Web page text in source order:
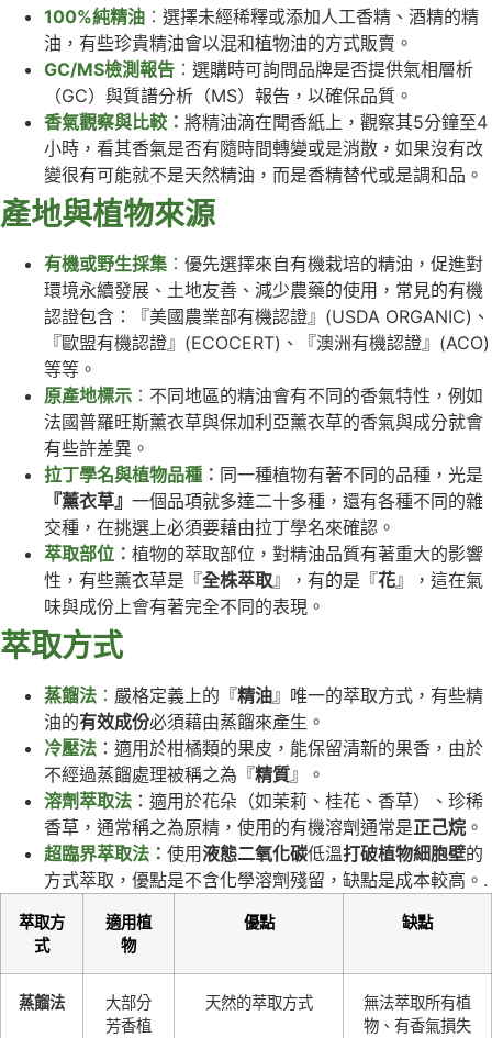
100%純精油 ： 選擇未經稀釋或添加人工香精、酒精的精
油，有些珍貴精油會以混和植物油的方式販賣。
GC/MS檢測報告 ： 選購時可詢問品牌是否提供氣相層析
（GC）與質譜分析（MS）報告，以確保品質。
香氣觀察與比較： 將精油滴在聞香紙上，觀察其5分鐘至4
小時，看其香氣是否有隨時間轉變或是消散，如果沒有改
變很有可能就不是天然精油，而是香精替代或是調和品。
產地與植物來源
有機或野生採集 ： 優先選擇來自有機栽培的精油，促進對
環境永續發展、土地友善、減少農藥的使用，常見的有機
認證包含：『美國農業部有機認證』(USDA ORGANIC)、
『歐盟有機認證』(ECOCERT)、『澳洲有機認證』(ACO)
等等。
原產地標示 ： 不同地區的精油會有不同的香氣特性，例如
法國普羅旺斯薰衣草與保加利亞薰衣草的香氣與成分就會
有些許差異。
拉丁學名與植物品種： 同一種植物有著不同的品種，光是
『薰衣草』 一個品項就多達二十多種，還有各種不同的雜
交種，在挑選上必須要藉由拉丁學名來確認。
萃取部位： 植物的萃取部位，對精油品質有著重大的影響
性，有些薰衣草是『全株萃取』，有的是『花』，這在氣
味與成份上會有著完全不同的表現。
萃取方式
蒸餾法 ： 嚴格定義上的『精油』唯一的萃取方式，有些精
油的有效成份必須藉由蒸餾來產生。
冷壓法 ：適用於柑橘類的果皮，能保留清新的果香，由於
不經過蒸餾處理被稱之為『精質』。
溶劑萃取法 ：適用於花朵（如茉莉、桂花、香草）、珍稀
香草，通常稱之為原精，使用的有機溶劑通常是正己烷 。
超臨界萃取法： 使用液態二氧化碳低溫打破植物細胞壁的
方式萃取，優點是不含化學溶劑殘留，缺點是成本較高。.
萃取方
式
適用植
物
優點 缺點
蒸餾法
大部分
芳香植
天然的萃取方式
無法萃取所有植
物、有香氣損失